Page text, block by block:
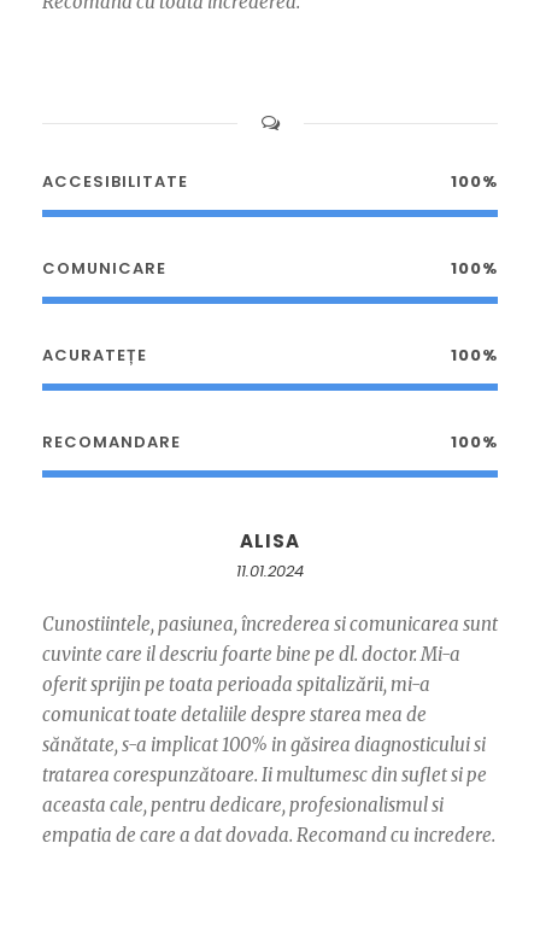
ACCESIBILITATE 100%
COMUNICARE 100%
ACURATEȚE 100%
RECOMANDARE 100%
ALISA
11.01.2024
Cunostiintele, pasiunea, încrederea si comunicarea sunt
cuvinte care il descriu foarte bine pe dl. doctor. Mi-a
oferit sprijin pe toata perioada spitalizării, mi-a
comunicat toate detaliile despre starea mea de
sănătate, s-a implicat 100% in găsirea diagnosticului si
tratarea corespunzătoare. Ii multumesc din suflet si pe
aceasta cale, pentru dedicare, profesionalismul si
empatia de care a dat dovada. Recomand cu incredere.